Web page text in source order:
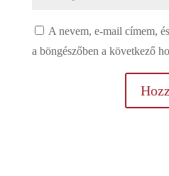
A nevem, e-mail címem,
a böngészőben a következő